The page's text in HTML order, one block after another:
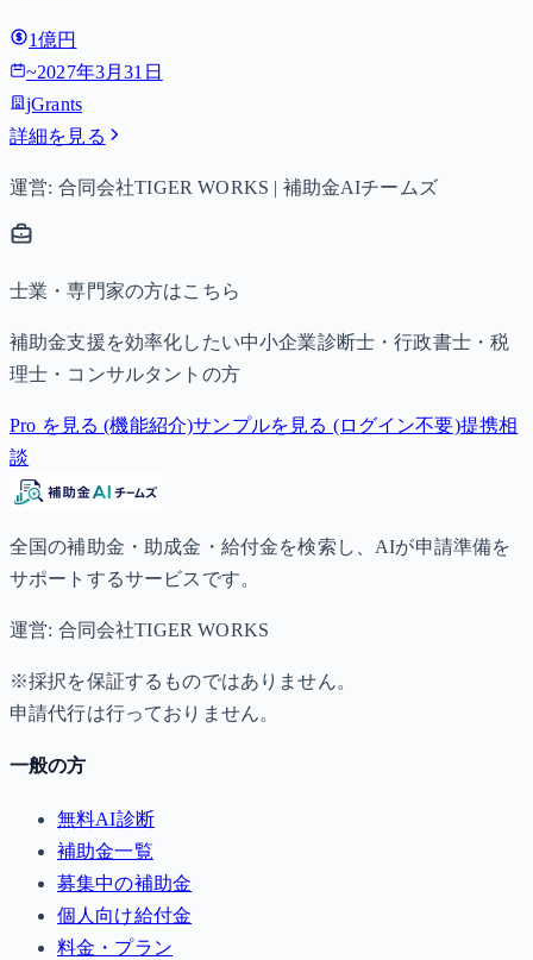
1億円
~2027年3月31日
jGrants
詳細を見る
運営: 合同会社TIGER WORKS | 補助金AIチームズ
士業・専門家の方はこちら
補助金支援を効率化したい中小企業診断士・行政書士・税
理士・コンサルタントの方
Pro を見る (機能紹介)サンプルを見る (ログイン不要)提携相
談
全国の補助金・助成金・給付金を検索し、AIが申請準備を
サポートするサービスです。
運営: 合同会社TIGER WORKS
※採択を保証するものではありません。
申請代行は行っておりません。
一般の方
無料AI診断
補助金一覧
募集中の補助金
個人向け給付金
料金・プラン